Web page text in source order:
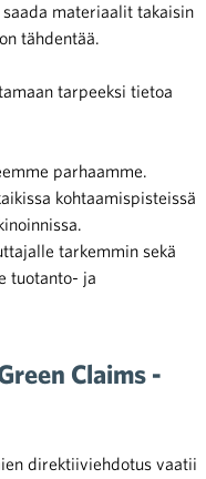
materiaalit takaisin
tähdentää.
tarpeeksi tietoa
parhaamme.
kohtaamispisteissä
tarkemmin sekä
tuotanto- ja
Claims -
direktiiviehdotus vaatii